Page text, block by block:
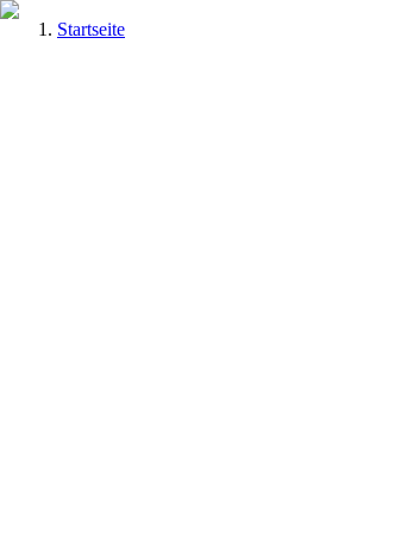
Startseite